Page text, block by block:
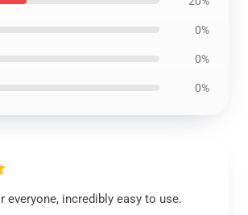
0%
0%
0%
everyone, incredibly easy to use.